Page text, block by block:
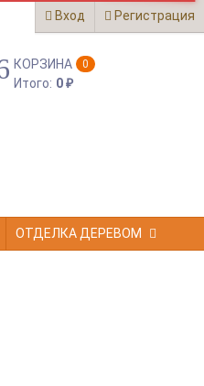
Вход Регистрация
КОРЗИНА 0
Итого: 0₽
ОТДЕЛКА ДЕРЕВОМ